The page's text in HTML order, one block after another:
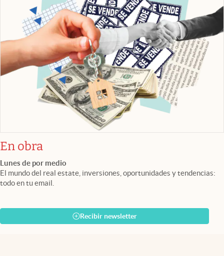
En obra
Lunes de por medio
El mundo del real estate, inversiones, oportunidades y tendencias:
todo en tu email.
Recibir newsletter